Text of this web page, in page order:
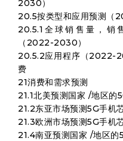
2030）
20.5按类型和应用预测（
20.5.1全球销售量，销
（2022-2030）
20.5.2应用程序（2022-
费
21消费和需求预测
21.1北美预测国家 /地区的
21.2东亚市场预测5G手机
21.3欧洲市场预测5G手机
21.4南亚预测国家 /地区的